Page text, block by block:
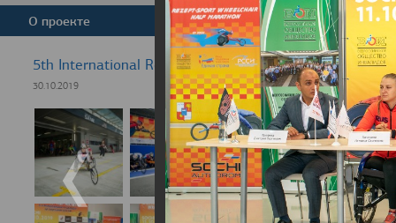
О проекте Команда Новости
5th International Rezept-Sport Wheelchair Half
30.10.2019